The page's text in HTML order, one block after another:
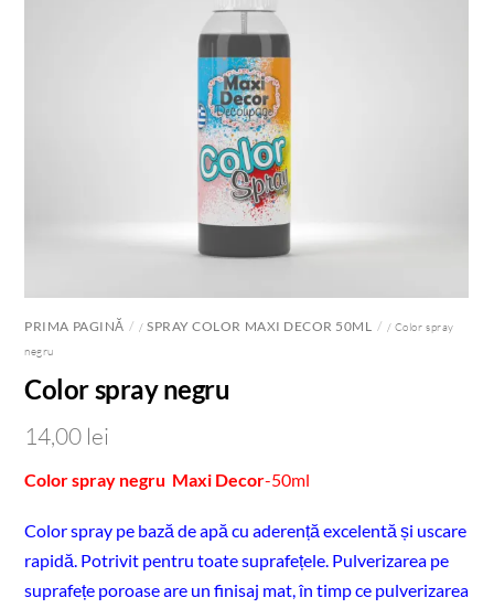
PRIMA PAGINĂ /SPRAY COLOR MAXI DECOR 50ML
/ Color spray
negru
Color spray negru
14,00 lei
Color spray negru Maxi Decor-50ml
Color spray pe bază de apă cu aderență excelentă și uscare
rapidă. Potrivit pentru toate suprafețele. Pulverizarea pe
suprafețe poroase are un finisaj mat, în timp ce pulverizarea